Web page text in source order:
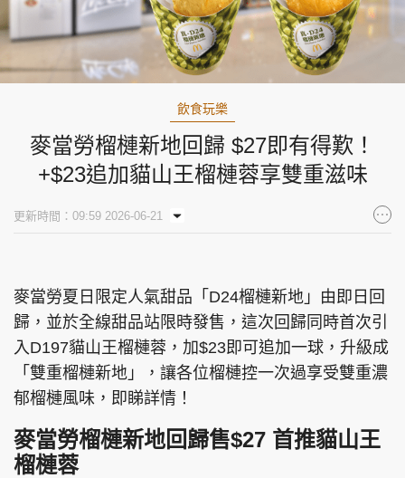
飲食玩樂
麥當勞榴槤新地回歸 $27即有得歎！
+$23追加貓山王榴槤蓉享雙重滋味
更新時間：09:59 2026-06-21
麥當勞夏日限定人氣甜品「D24榴槤新地」由即日回
歸，並於全線甜品站限時發售，這次回歸同時首次引
入D197貓山王榴槤蓉，加$23即可追加一球，升級成
「雙重榴槤新地」，讓各位榴槤控一次過享受雙重濃
郁榴槤風味，即睇詳情！
麥當勞榴槤新地回歸售$27 首推貓山王
榴槤蓉